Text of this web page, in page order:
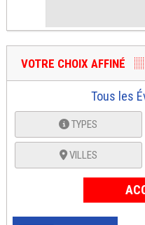
VOTRE CHOIX AFFINÉ
Tous les
TYPES
VILLES